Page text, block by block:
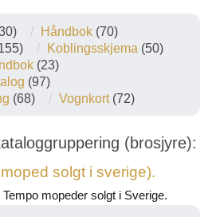
Håndbok(70)
Koblingsskjema (50)
(23)
(97)
(68) Vognkort(72)
(brosjyre):
solgt i sverige).
mopeder solgt i Sverige.